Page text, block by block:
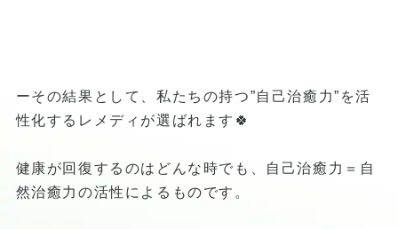
ーその結果として、私たちの持つ”自己治癒力”を活
性化するレメディが選ばれます🍀
健康が回復するのはどんな時でも、自己治癒力＝自
然治癒力の活性によるものです。